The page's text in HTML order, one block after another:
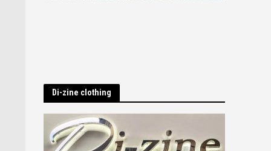
Di-zine clothing